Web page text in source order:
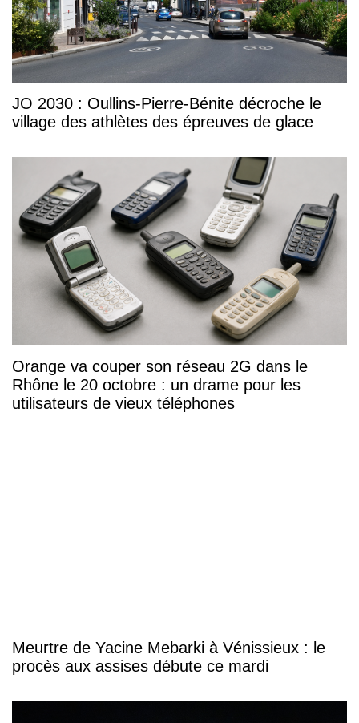
JO 2030 : Oullins-Pierre-Bénite décroche le
village des athlètes des épreuves de glace
Orange va couper son réseau 2G dans le
Rhône le 20 octobre : un drame pour les
utilisateurs de vieux téléphones
Meurtre de Yacine Mebarki à Vénissieux : le
procès aux assises débute ce mardi